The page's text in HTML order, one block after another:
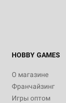
HOBBY GAMES
О магазине
Франчайзинг
Игры оптом